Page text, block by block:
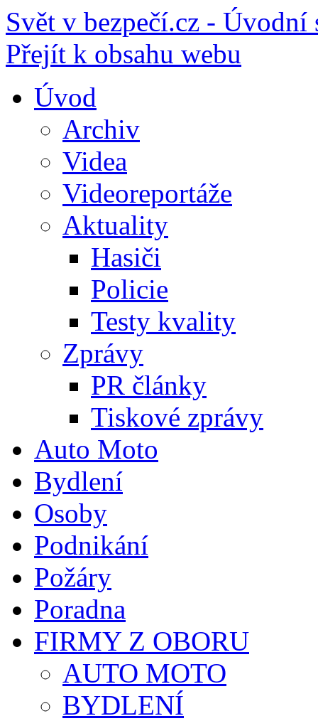
Svět v bezpečí.cz - Úvodní
Přejít k obsahu webu
Úvod
Archiv
Videa
Videoreportáže
Aktuality
Hasiči
Policie
Testy kvality
Zprávy
PR články
Tiskové zprávy
Auto Moto
Bydlení
Osoby
Podnikání
Požáry
Poradna
FIRMY Z OBORU
AUTO MOTO
BYDLENÍ